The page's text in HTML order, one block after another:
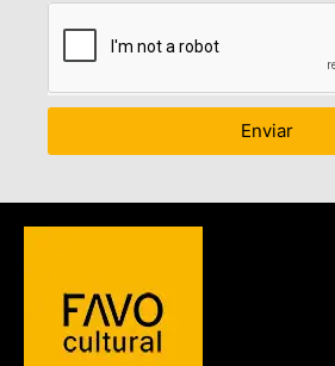
Enviar